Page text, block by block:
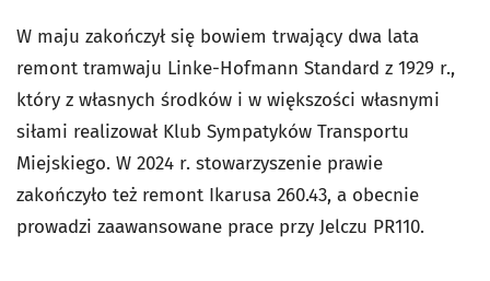
W maju zakończył się bowiem trwający dwa lata
remont tramwaju Linke-Hofmann Standard z 1929 r.,
który z własnych środków i w większości własnymi
siłami realizował Klub Sympatyków Transportu
Miejskiego. W 2024 r. stowarzyszenie prawie
zakończyło też remont Ikarusa 260.43, a obecnie
prowadzi zaawansowane prace przy Jelczu PR110.